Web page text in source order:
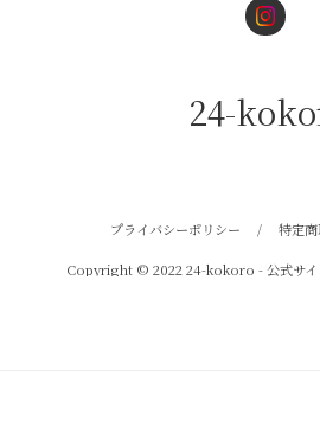
24-
プライバシーポリシー / 特定
Copyright © 2022 24-kokoro - 公式サ